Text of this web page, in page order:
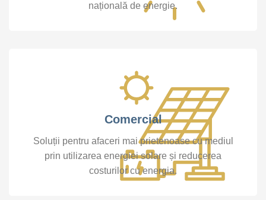
națională de energie.
Comercial
Soluții pentru afaceri mai prietenoase cu mediul
prin utilizarea energiei solare și reducerea
costurilor cu energia.